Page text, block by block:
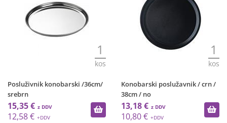
1
kos
Posluživnik konobarski /36cm/
srebrn
15,35 €
12,58 €
1
kos
Konobarski poslužavnik / crn /
38cm / no
13,18 €
10,80 €